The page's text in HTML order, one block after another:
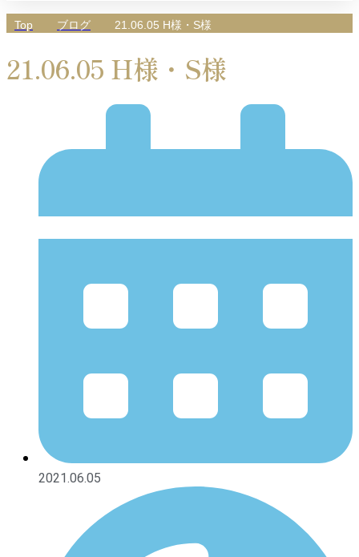
Top ブログ 21.06.05 H様・S様
21.06.05 H様・S様
2021.06.05